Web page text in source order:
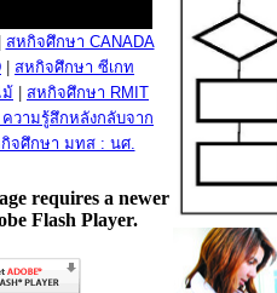
สหกิจศึกษา CANADA
สหกิจศึกษา ซีเกท
สหกิจศึกษา RMIT
วามรู้สึกหลังกลับจาก
จศึกษา มทส : นศ.
requires a newer
Flash Player.